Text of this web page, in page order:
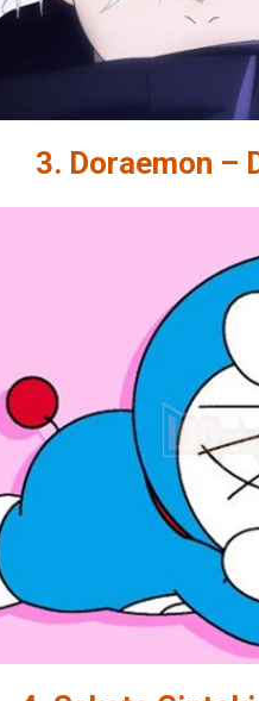
3. Doraemon –